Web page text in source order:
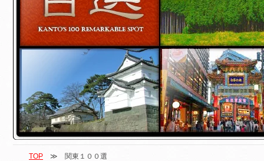
TOP ≫ 関東１００選